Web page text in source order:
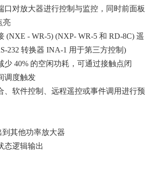
口对放大器进行控制与监控，同时前面板
亮
(NXE - WR-5) (NXP- WR-5 和 RD-8C) 遥
232 转换器 INA-1 用于第三方控制)
少 40% 的空闲功耗，可通过接触点闭
调度触发
、软件控制、远程遥控或事件调用进行预
其他功率放大器
态逻辑输出